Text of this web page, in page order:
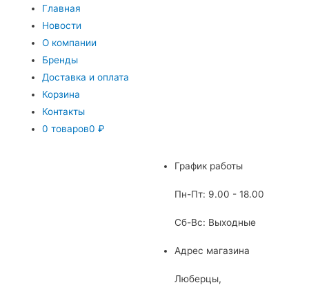
Главная
Новости
О компании
Бренды
Доставка и оплата
Корзина
Контакты
0 товаров0 ₽
График работы
Пн-Пт: 9.00 - 18.00
Сб-Вс: Выходные
Адрес магазина
Люберцы,